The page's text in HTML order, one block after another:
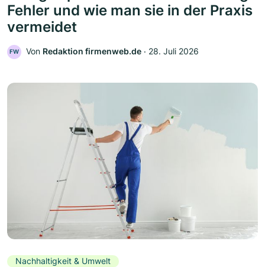
Fehler und wie man sie in der Praxis
vermeidet
FW Von Redaktion firmenweb.de ‧ 28. Juli 2026
Nachhaltigkeit & Umwelt